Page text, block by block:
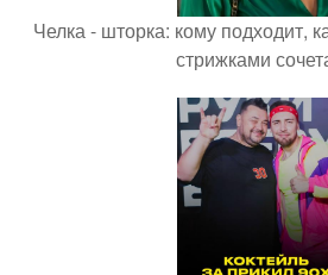
Челка - шторка: кому подходит,
стрижками